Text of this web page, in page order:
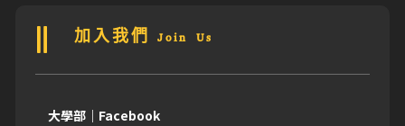
加入我們 Join Us
大學部｜Facebook